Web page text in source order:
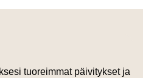
tuoreimmat päivitykset ja